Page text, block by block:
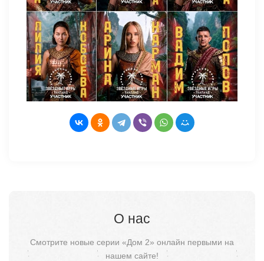
О нас
Смотрите новые серии «Дом 2» онлайн первыми на
нашем сайте!